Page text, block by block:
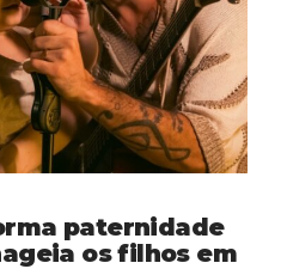
paternidade
os filhos em